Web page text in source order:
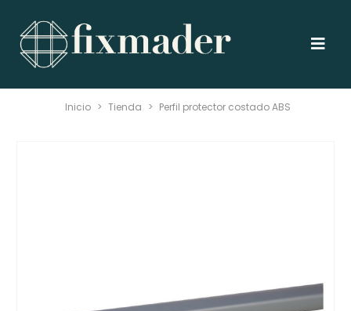
Inicio > Tienda > Perfil protector costado ABS